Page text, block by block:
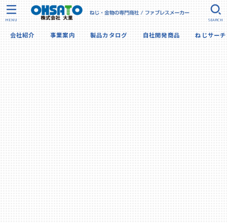
会社紹介 事業案内 製品カタログ 自社開発商品 ねじサーチ
SEARCH
MENU